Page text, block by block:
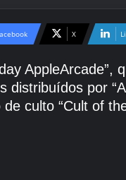
X
distribuídos por
culto “Cult of